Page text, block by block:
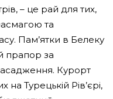
– це рай для тих,
та
Пам’ятки в Белеку
прапор за
насадження. Курорт
Турецькій Рів’єрі,